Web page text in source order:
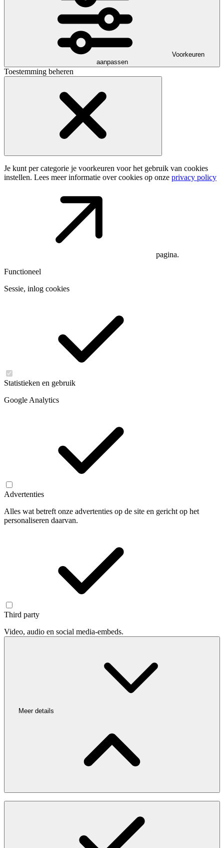
Voorkeuren
aanpassen
Toestemming beheren
Je kunt per categorie je voorkeuren voor het gebruik van cookies
instellen. Lees meer informatie over cookies op onze privacy policy
pagina.
Functioneel
Sessie, inlog cookies
Statistieken en gebruik
Google Analytics
Advertenties
Alles wat betreft onze advertenties op de site en gericht op het
personaliseren daarvan.
Third party
Video, audio en social media-embeds.
Meer details